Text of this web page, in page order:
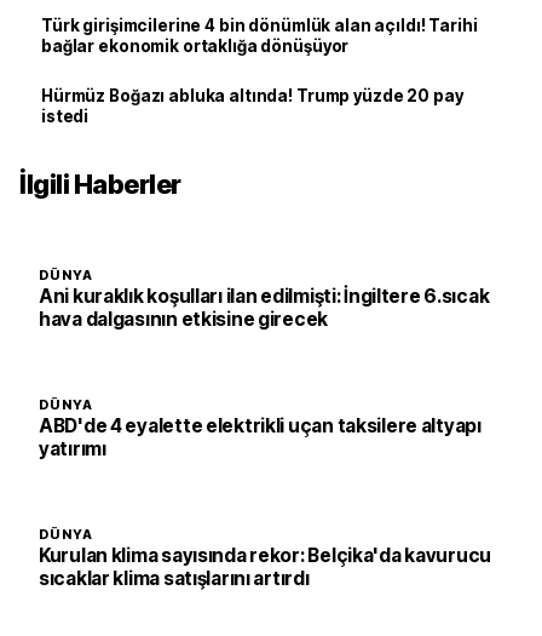
Türk girişimcilerine 4 bin dönümlük alan açıldı! Tarihi
bağlar ekonomik ortaklığa dönüşüyor
Hürmüz Boğazı abluka altında! Trump yüzde 20 pay
istedi
İlgili Haberler
DÜNYA
Ani kuraklık koşulları ilan edilmişti: İngiltere 6.sıcak
hava dalgasının etkisine girecek
DÜNYA
ABD'de 4 eyalette elektrikli uçan taksilere altyapı
yatırımı
DÜNYA
Kurulan klima sayısında rekor: Belçika'da kavurucu
sıcaklar klima satışlarını artırdı